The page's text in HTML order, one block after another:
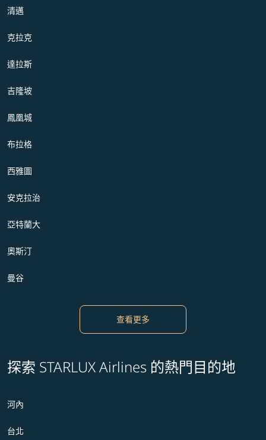
清邁
克拉克
達拉斯
吉隆坡
鳳凰城
布拉格
西雅圖
安克拉治
亞特蘭大
奧斯汀
曼谷
查看更多
探索 STARLUX Airlines 的熱門目的地
河內
台北